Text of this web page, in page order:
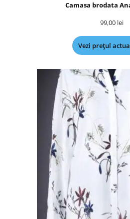
Camasa brodata
99,00 lei
Vezi prețul